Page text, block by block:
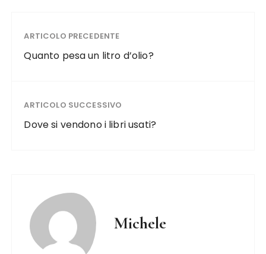
ARTICOLO PRECEDENTE
Quanto pesa un litro d’olio?
ARTICOLO SUCCESSIVO
Dove si vendono i libri usati?
Michele